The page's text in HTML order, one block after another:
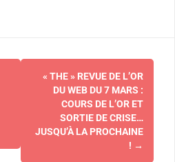
« THE » REVUE DE L’OR
DU WEB DU 7 MARS :
COURS DE L’OR ET
SORTIE DE CRISE…
JUSQU’À LA PROCHAINE
! →